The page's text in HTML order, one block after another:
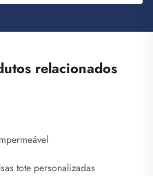
relacionados
tote personalizadas